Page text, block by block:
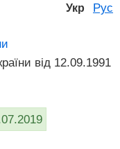
Укр Рус
від 12.09.1991